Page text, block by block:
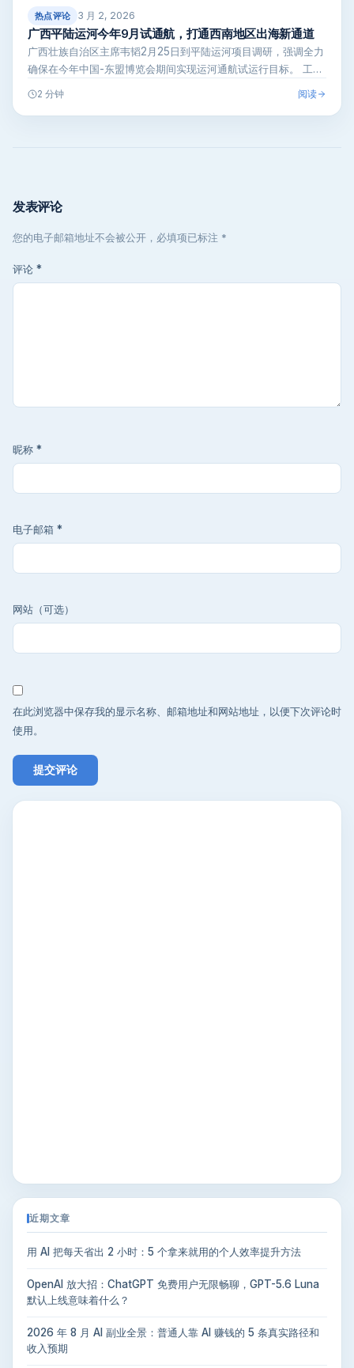
热点评论 3 月 2, 2026
广西平陆运河今年9月试通航，打通西南地区出海新通道
广西壮族自治区主席韦韬2月25日到平陆运河项目调研，强调全力
确保在今年中国-东盟博览会期间实现运河通航试运行目标。 工程
进展超快…
2 分钟 阅读
发表评论
您的电子邮箱地址不会被公开，必填项已标注 *
评论 *
昵称 *
电子邮箱 *
网站（可选）
在此浏览器中保存我的显示名称、邮箱地址和网站地址，以便下次评论时
使用。
近期文章
用 AI 把每天省出 2 小时：5 个拿来就用的个人效率提升方法
OpenAI 放大招：ChatGPT 免费用户无限畅聊，GPT-5.6 Luna
默认上线意味着什么？
2026 年 8 月 AI 副业全景：普通人靠 AI 赚钱的 5 条真实路径和
收入预期